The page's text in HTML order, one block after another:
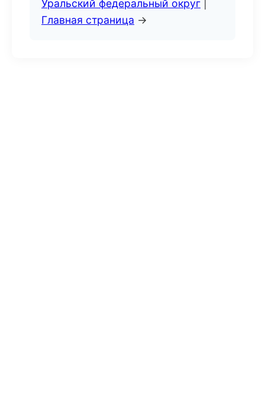
Уральский федеральный округ
Главная страница →